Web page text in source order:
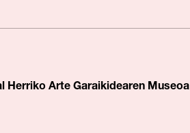
Herriko Arte Garaikidearen Museoa